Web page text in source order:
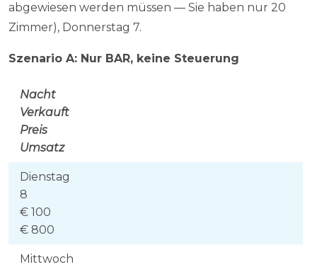
abgewiesen werden müssen — Sie haben nur 20
Zimmer), Donnerstag 7.
Szenario A: Nur BAR, keine Steuerung
Nacht
Verkauft
Preis
Umsatz
Dienstag
8
€ 100
€ 800
Mittwoch